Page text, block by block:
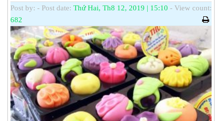
Post by: - Post date: Thứ Hai, Th8 12, 2019 | 15:10 - View count:
682